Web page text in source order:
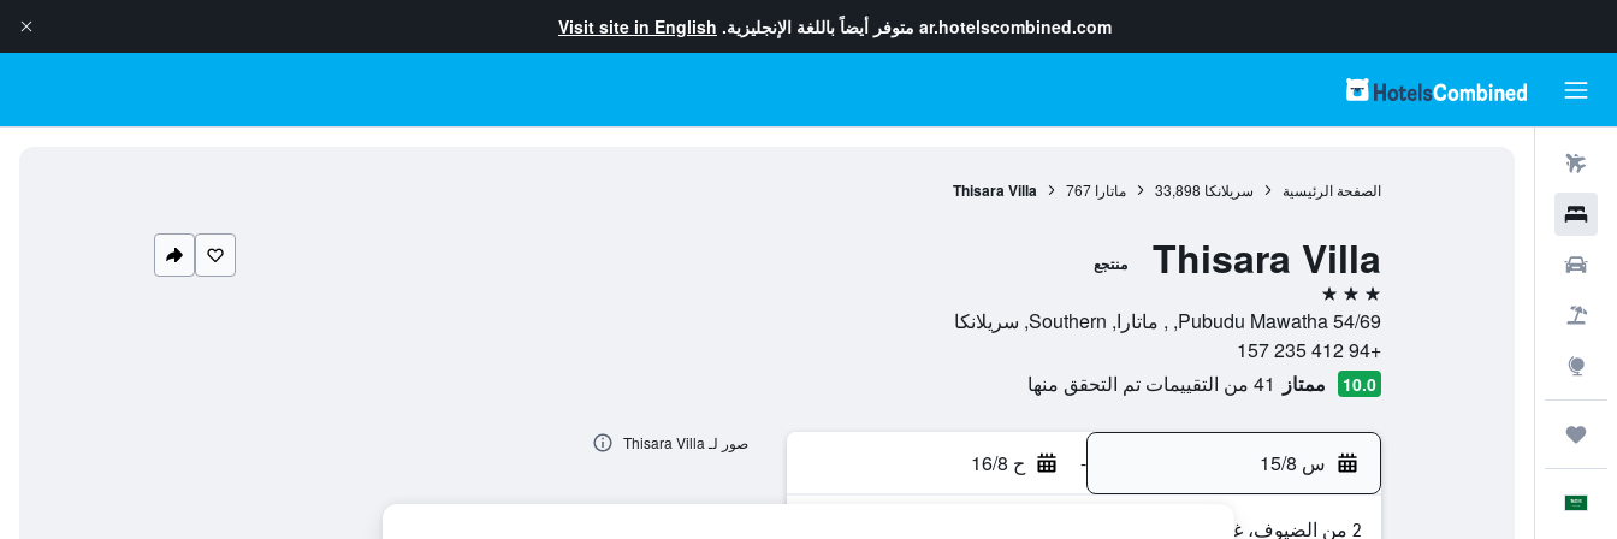
ar.hotelscombined.com متوفر أيضاً باللغة الإنجليزية. Visit site in English
الصفحة الرئيسية سريلانكا 33,898 ماتارا 767
Thisara Villa
Thisara Villa منتجع
3 نجوم
54/69 Pubudu Mawatha, , ماتارا, Southern, سريلانكا
+94 412 235 157
10.0 ممتاز 41 من التقييمات تم التحقق منها
س 15/8 - ح 16/8
2 من الضيوف، غرفة واحدة
صور لـ Thisara Villa